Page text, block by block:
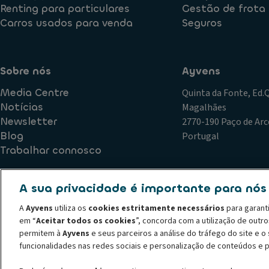
Renting para particulares
Carros usados para venda
Gestão de frota
Seguros
Sobre nós
Media Centre
Notícias
Newsletter
Blog
Trabalhar connosco
Ayvens
Quinta da Fonte,
Magalhães
2770-190 Paço de
Portugal
Política de Qualidade Plano de Prevenção de Riscos de
Declaração de privacidade
Termos de utilização Política
Código de conduta
Canal de denúncias Política de
© 2026 A ALD Automotive I LeasePlan revela o Grupo Ayvens, a sua
líder global em mobilidade sustentável, fornecendo serviços
A sua privacidade é importante para nós
AAyvens utiliza os cookies estritamente necessários para
em “Aceitar todos os cookies”, concorda com a utilização de
permitem à Ayvens e seus parceiros a análise do tráfego do site e
funcionalidades nas redes sociais e personalização de conteúdos